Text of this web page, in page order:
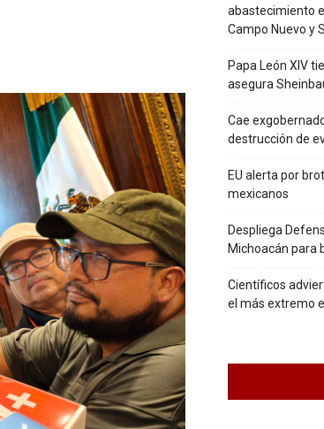
abastecimiento
Campo Nuevo y
Papa León XIV
asegura
Cae
destrucción de
EU alerta por
mexicanos
Despliega
Michoacán para
Científicos
el más extremo